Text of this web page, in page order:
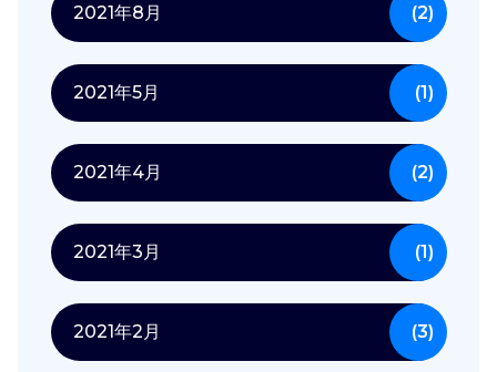
2021年8月 (2)
2021年5月 (1)
2021年4月 (2)
2021年3月 (1)
2021年2月 (3)